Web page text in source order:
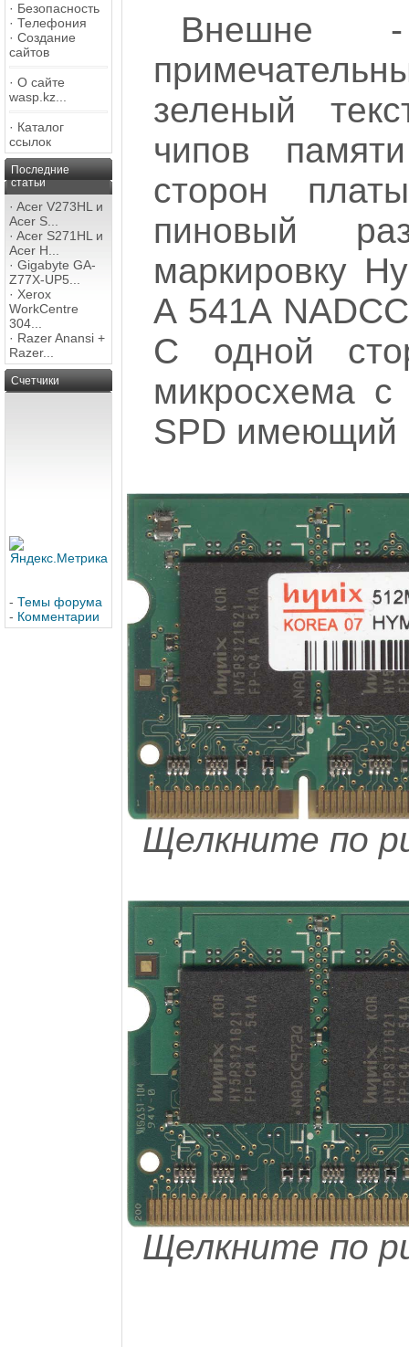
· Безопасность
· Телефония
· Создание
сайтов
· О сайте
wasp.kz...
· Каталог
ссылок
Последние
статьи
· Acer V273HL и
Acer S...
· Acer S271HL и
Acer H...
· Gigabyte GA-
Z77X-UP5...
· Xerox
WorkCentre
304...
· Razer Anansi +
Razer...
Счетчики
- Темы форума
- Комментарии
Внешне
зеленый
чипов
сторон
пиновый
маркировку
A 541A
С одной
микросхема
SPD имеющий
Щелкните по
Щелкните по